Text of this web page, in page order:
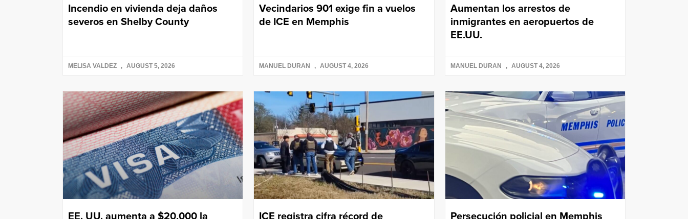
Incendio en vivienda deja daños
severos en Shelby County
MELISA VALDEZ AUGUST 5, 2026
Vecindarios 901 exige fin a vuelos
de ICE en Memphis
MANUEL DURAN AUGUST 4, 2026
Aumentan los arrestos de
inmigrantes en aeropuertos de
EE.UU.
MANUEL DURAN AUGUST 4, 2026
EE. UU. aumenta a $20,000 la ICE registra cifra récord de Persecución policial en Memphis